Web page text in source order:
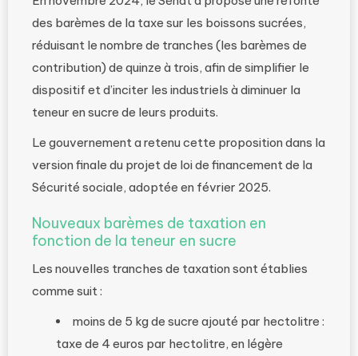
des barèmes de la taxe sur les boissons sucrées,
réduisant le nombre de tranches (les barèmes de
contribution) de quinze à trois, afin de simplifier le
dispositif et d’inciter les industriels à diminuer la
teneur en sucre de leurs produits.
Le gouvernement a retenu cette proposition dans la
version finale du projet de loi de financement de la
Sécurité sociale, adoptée en février 2025.
Nouveaux barèmes de taxation en
fonction de la teneur en sucre
Les nouvelles tranches de taxation sont établies
comme suit :
moins de 5 kg de sucre ajouté par hectolitre :
taxe de 4 euros par hectolitre, en légère